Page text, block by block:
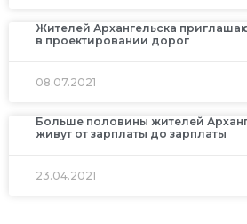
Жителей Архангельска
в проектировании дорог
08.07.2021
Больше половины жителей
живут от зарплаты до зарплаты
23.04.2021